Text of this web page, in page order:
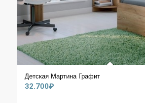
Детская Мартина Графит
32.700₽